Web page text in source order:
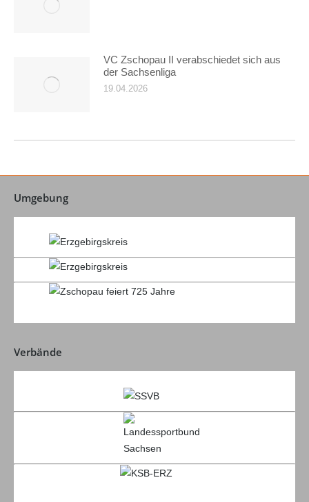
VC Zschopau II verabschiedet sich aus
der Sachsenliga
19.04.2026
Umgebung
Verbände